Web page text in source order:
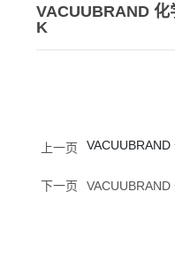
VACUUBRAND 化
K
上一页
下一页